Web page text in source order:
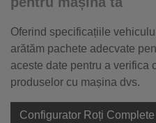
Oferind specificațiile
arătăm pachete adecvate
aceste date pentru a verifica
produselor cu mașina dvs.
Configurator Roți Complete